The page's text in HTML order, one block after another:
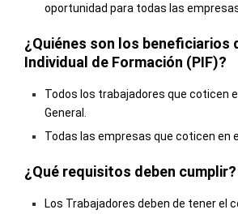
oportunidad para todas las
¿Quiénes son los beneficiarios
Individual de Formación (PIF)?
Todos los trabajadores que coticen
General.
Todas las empresas que coticen en
¿Qué requisitos deben cumplir?
Los Trabajadores deben de tener el